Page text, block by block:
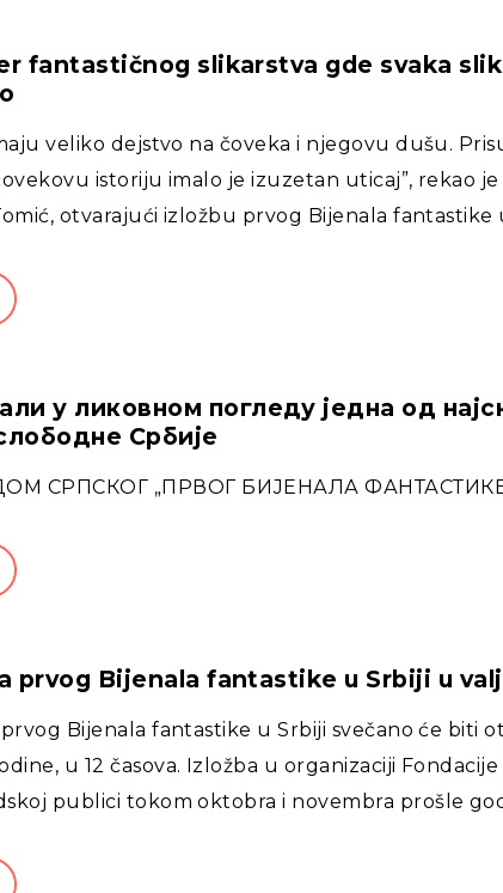
fantastičnog slikarstva gde svaka
veliko dejstvo na čoveka i njegovu dušu.
istoriju imalo je izuzetan uticaj”, rekao
otvarajući izložbu prvog Bijenala fantastike
у ликовном погледу једна од
Србије
СРПСКОГ „ПРВОГ БИЈЕНАЛА ФАНТАСТИКЕ“
prvog Bijenala fantastike u Srbiji u
Bijenala fantastike u Srbiji svečano će biti
u 12 časova. Izložba u organizaciji
publici tokom oktobra i novembra prošle